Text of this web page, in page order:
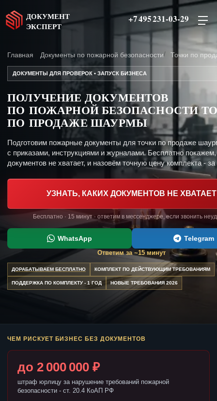
ДОКУМЕНТ
ЭКСПЕРТ
+7 495 231-03-29
Главная Документы по пожарной безопасности Точки по
ДОКУМЕНТЫ ДЛЯ ПРОВЕРОК • ЗАПУСК БИЗНЕСА
ПОЛУЧЕНИЕ ДОКУМЕНТОВ
ПО ПОЖАРНОЙ БЕЗОПАСНОСТИ
ПО ПРОДАЖЕ ШАУРМЫ
Подготовим пожарные документы для точки по продаже
с приказами, инструкциями и журналами. Бесплатно покажем,
документов не хватает, и назовём точную цену комплекта - за
УЗНАТЬ, КАКИХ ДОКУМЕНТОВ НЕ ХВАТАЕТ
Бесплатно · 15 минут · ответим в мессенджере, если звонить
WhatsApp Telegram
Ответим за ~15 минут
ДОРАБАТЫВАЕМ БЕСПЛАТНО КОМПЛЕКТ ПО ДЕЙСТВУЮЩИМ ТРЕБОВАНИЯМ
ПОДДЕРЖКА ПО КОМПЛЕКТУ - 1 ГОД НОВЫЕ ТРЕБОВАНИЯ 2026
ЧЕМ РИСКУЕТ БИЗНЕС БЕЗ ДОКУМЕНТОВ
до 2 000 000 ₽
штраф юрлицу за нарушение требований пожарной
безопасности - ст. 20.4 КоАП РФ